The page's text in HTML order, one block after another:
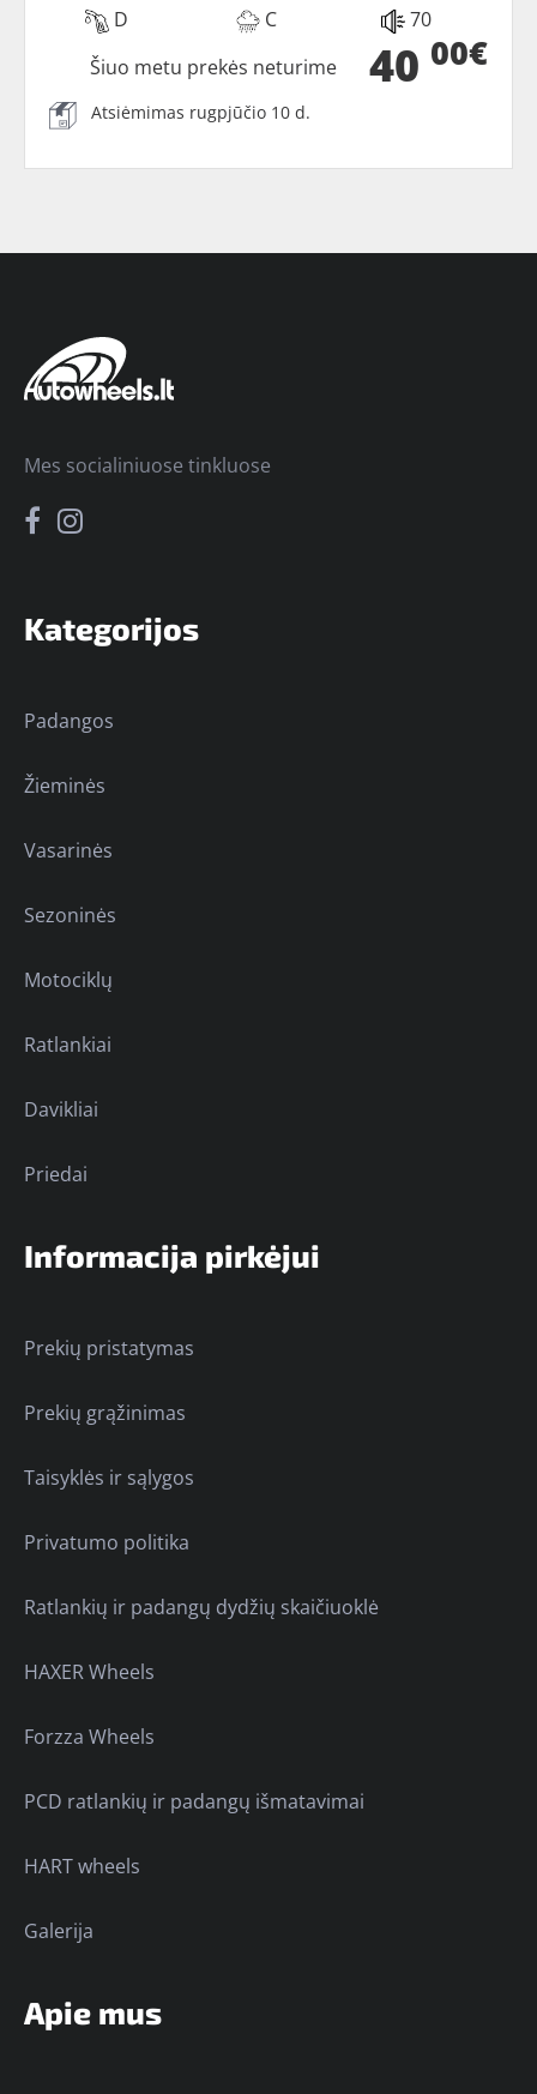
D
C 70
40 00€
Šiuo metu prekės neturime
Atsiėmimas rugpjūčio 10 d.
Kategorijos
Padangos
Žieminės
Vasarinės
Sezoninės
Motociklų
Ratlankiai
Davikliai
Priedai
Informacija pirkėjui
Prekių pristatymas
Prekių grąžinimas
Taisyklės ir sąlygos
Privatumo politika
Ratlankių ir padangų dydžių skaičiuoklė
HAXER Wheels
Forzza Wheels
PCD ratlankių ir padangų išmatavimai
HART wheels
Galerija
Apie mus
Mes socialiniuose tinkluose